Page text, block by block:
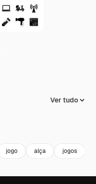
Ver tudo
jogo alça jogos